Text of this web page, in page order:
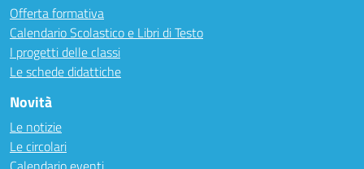
Offerta formativa
Calendario Scolastico e Libri di Testo
I progetti delle classi
Le schede didattiche
Novità
Le notizie
Le circolari